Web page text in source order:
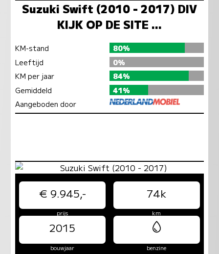
Suzuki Swift (2010 - 2017) DIV
KIJK OP DE SITE ...
KM-stand
80%
Leeftijd
0%
KM per jaar
84%
Gemiddeld
41%
Aangeboden door
€ 9.945,- 74k
prijs km
2015
bouwjaar benzine